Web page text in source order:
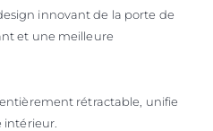
innovant de la porte de
et une meilleure
rétractable, unifie
intérieur.